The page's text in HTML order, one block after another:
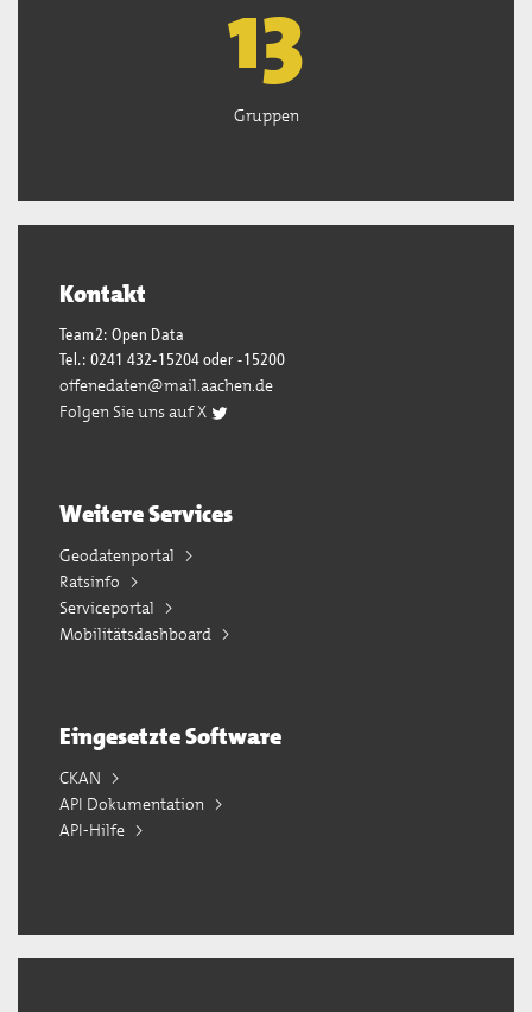
13
Gruppen
Kontakt
Team2: Open Data
Tel.: 0241 432-15204 oder -15200
offenedaten@mail.aachen.de
Folgen Sie uns auf X
Weitere Services
Geodatenportal
Ratsinfo
Serviceportal
Mobilitätsdashboard
Eingesetzte Software
CKAN
API Dokumentation
API-Hilfe